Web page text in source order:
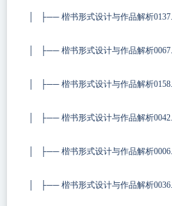
│ ├── 楷书形式设计与作品解析
│ ├── 楷书形式设计与作品解析
│ ├── 楷书形式设计与作品解析
│ ├── 楷书形式设计与作品解析
│ ├── 楷书形式设计与作品解析
│ ├── 楷书形式设计与作品解析